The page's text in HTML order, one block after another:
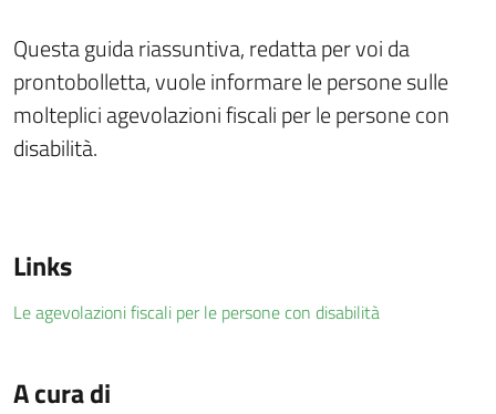
Questa guida riassuntiva, redatta per voi da
prontobolletta, vuole informare le persone sulle
molteplici agevolazioni fiscali per le persone con
disabilità.
Links
Le agevolazioni fiscali per le persone con disabilità
A cura di